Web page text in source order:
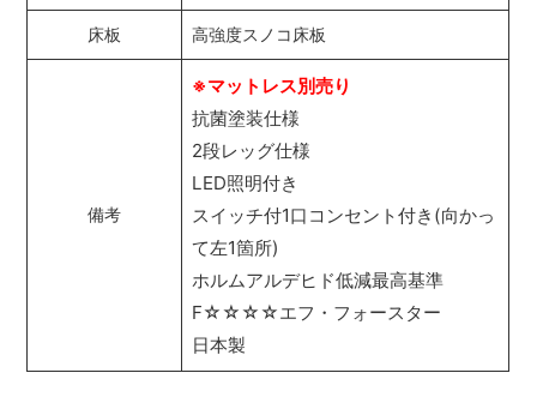
床板 高強度スノコ床板
備考
※マットレス別売り
抗菌塗装仕様
2段レッグ仕様
LED照明付き
スイッチ付1口コンセント付き(向かっ
て左1箇所)
ホルムアルデヒド低減最高基準
F☆☆☆☆エフ・フォースター
日本製